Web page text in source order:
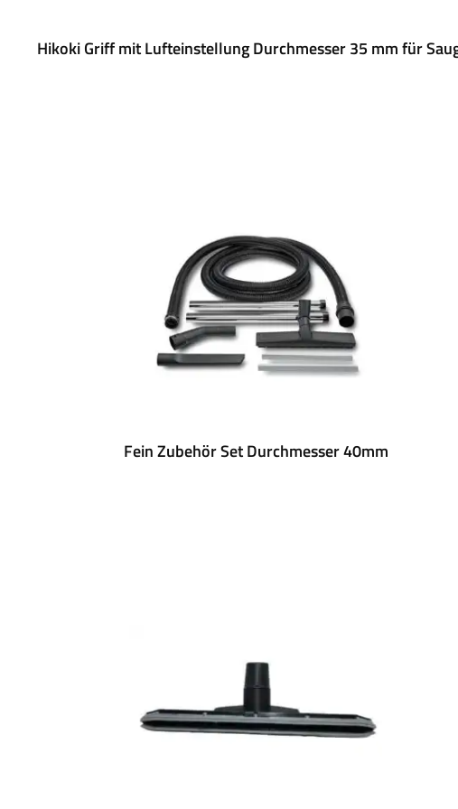
Hikoki Griff mit Lufteinstellung Durchmesser 35 mm für
Fein Zubehör Set Durchmesser 40mm